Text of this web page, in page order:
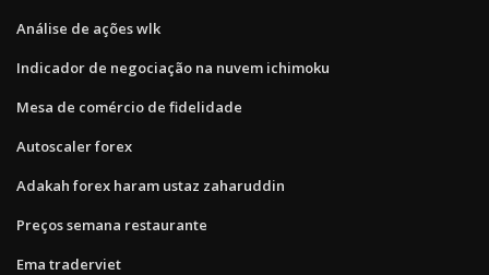
Análise de ações wlk
Indicador de negociação na nuvem ichimoku
Mesa de comércio de fidelidade
Autoscaler forex
Adakah forex haram ustaz zaharuddin
Preços semana restaurante
Ema traderviet